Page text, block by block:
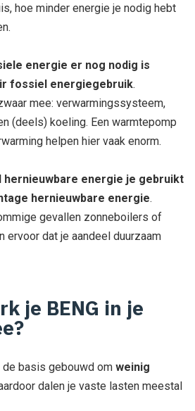
hoe minder energie je nodig hebt
energie er nog nodig is
fossiel energiegebruik.
mee: verwarmingssysteem,
(deels) koeling. Een warmtepomp
helpen hier vaak enorm.
hernieuwbare energie je gebruikt
hernieuwbare energie.
gevallen zonneboilers of
ervoor dat je aandeel duurzaam
je BENG in je
de basis gebouwd om weinig
dalen je vaste lasten meestal